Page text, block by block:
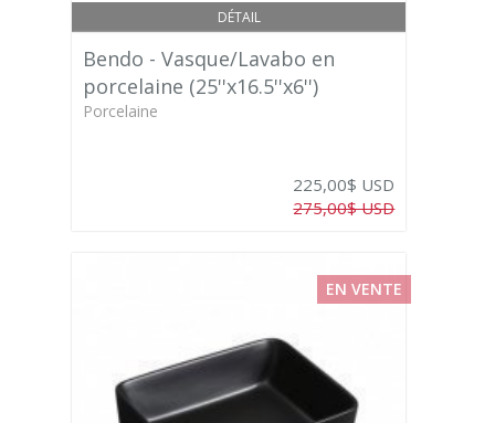
DÉTAIL
Bendo - Vasque/Lavabo en
porcelaine (25''x16.5''x6'')
Porcelaine
225,00$ USD
275,00$ USD
EN VENTE